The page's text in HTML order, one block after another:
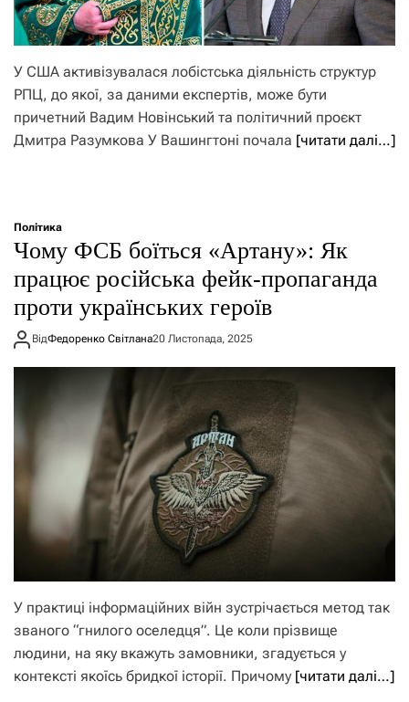
У США активізувалася лобістська діяльність структур
РПЦ, до якої, за даними експертів, може бути
причетний Вадим Новінський та політичний проєкт
Дмитра Разумкова У Вашингтоні почала [читати далі…]
Політика
Чому ФСБ боїться «Артану»: Як
працює російська фейк-пропаганда
проти українських героїв
ВідФедоренко Світлана20 Листопада, 2025
У практиці інформаційних війн зустрічається метод так
званого “гнилого оселедця”. Це коли прізвище
людини, на яку вкажуть замовники, згадується у
контексті якоїсь бридкої історії. Причому [читати далі…]